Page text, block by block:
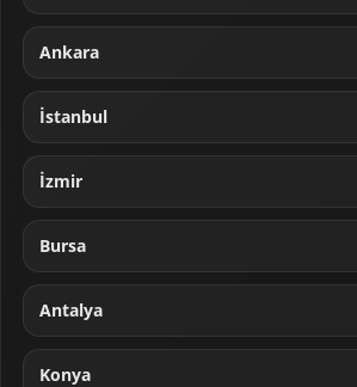
Ankara
İstanbul
İzmir
Bursa
Antalya
Konya